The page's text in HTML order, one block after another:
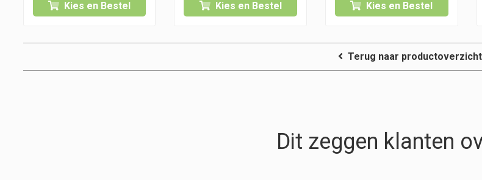
Kies en Bestel Kies en Bestel Kies en Bestel
Terug naar productoverzicht
Dit zeggen klanten